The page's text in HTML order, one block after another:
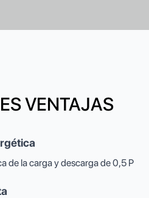
VENTAJAS
de la carga y descarga de 0,5 P